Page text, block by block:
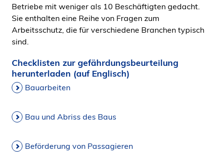
Betriebe mit weniger als 10 Beschäftigten gedacht.
Sie enthalten eine Reihe von Fragen zum
Arbeitsschutz, die für verschiedene Branchen typisch
sind.
Checklisten zur gefährdungsbeurteilung
herunterladen (auf Englisch)
Bauarbeiten
Bau und Abriss des Baus
Beförderung von Passagieren